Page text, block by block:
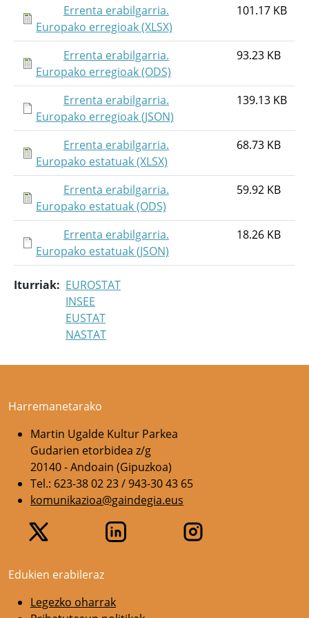
Errenta erabilgarria.
Europako erregioak (XLSX)
101.17 KB
Errenta erabilgarria.
Europako erregioak (ODS)
93.23 KB
Errenta erabilgarria.
Europako erregioak (JSON)
139.13 KB
Errenta erabilgarria.
Europako estatuak (XLSX)
68.73 KB
Errenta erabilgarria.
Europako estatuak (ODS)
59.92 KB
Errenta erabilgarria.
Europako estatuak (JSON)
18.26 KB
Iturriak
EUROSTAT
INSEE
EUSTAT
NASTAT
Harremanetarako
Martin Ugalde Kultur Parkea
Gudarien etorbidea z/g
20140 - Andoain (Gipuzkoa)
Tel.: 623-38 02 23 / 943-30 43 65
komunikazioa@gaindegia.eus
Edukien erabileraz
Legezko oharrak